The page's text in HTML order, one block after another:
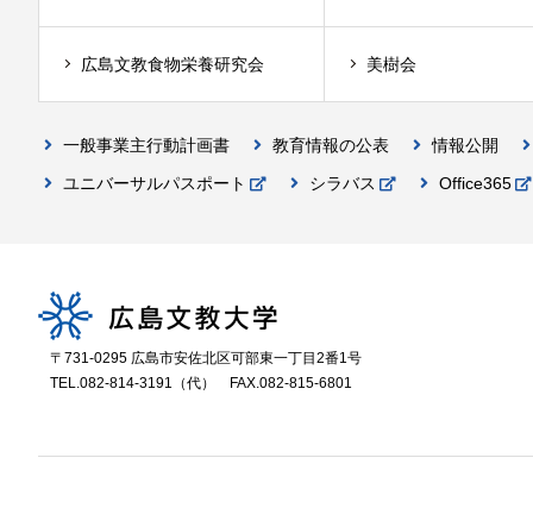
広島文教食物栄養研究会 美樹会
一般事業主行動計画書 教育情報の公表
情報公開
ユニバーサルパスポート
シラバス Office365
〒731-0295 広島市安佐北区可部東一丁目2番1号
TEL.082-814-3191（代）
FAX.082-815-6801